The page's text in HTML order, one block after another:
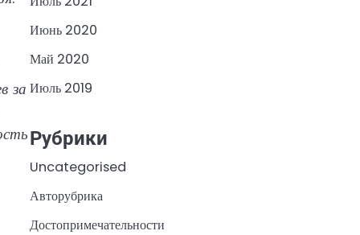
за
Июнь 2020
Май 2020
Июль 2019
Рубрики
Uncategorised
Авторубрика
Достопримечательности